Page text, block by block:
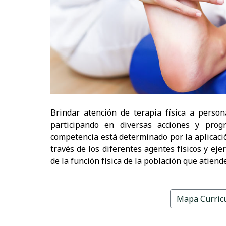
Brindar atención de terapia física a
participando en diversas acciones y
competencia está determinado por la
través de los diferentes agentes físicos y
de la función física de la población que
Mapa